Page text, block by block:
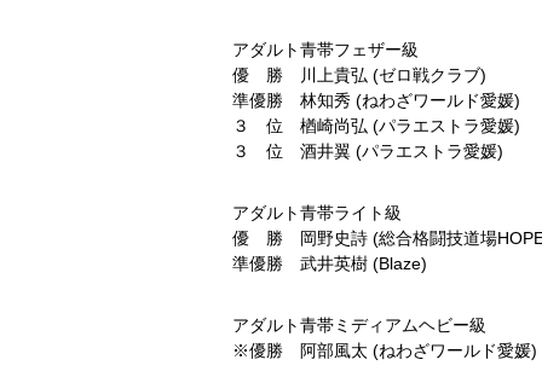
アダルト青帯フェザー級
優 勝 川上貴弘 (ゼロ戦クラブ)
準優勝 林知秀 (ねわざワールド愛媛)
３ 位 楢崎尚弘 (パラエストラ愛媛)
３ 位 酒井翼 (パラエストラ愛媛)
アダルト青帯ライト級
優 勝 岡野史詩 (総合格闘技道場
準優勝 武井英樹 (Blaze)
アダルト青帯ミディアムヘビー級
※優勝 阿部風太 (ねわざワールド愛媛)